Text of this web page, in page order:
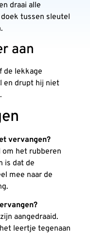
draai alle
tussen sleutel
aan
de lekkage
en drupt hij niet
vervangen?
om het rubberen
is dat de
mee naar de
aangedraaid.
leertje tegenaan